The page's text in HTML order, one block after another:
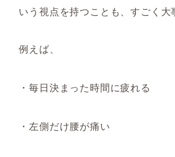
いう視点を持つことも、すごく大
例えば、
・毎日決まった時間に疲れる
・左側だけ腰が痛い